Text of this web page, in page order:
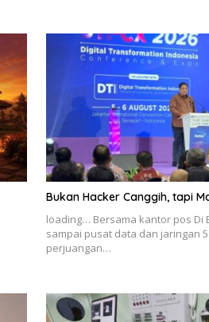
Bukan Hacker Canggih, tapi
loading… Bersama kantor pos Di
sampai pusat data dan jaringan
perjuangan…